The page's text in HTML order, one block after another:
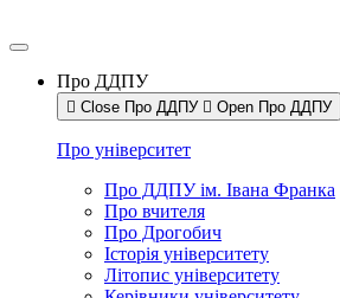
Про ДДПУ
Close Про ДДПУ Open Про ДДПУ
Про університет
Про ДДПУ ім. Івана Франка
Про вчителя
Про Дрогобич
Історія університету
Літопис університету